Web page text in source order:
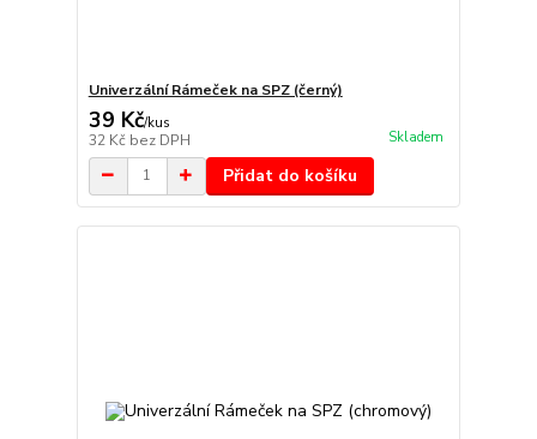
Univerzální Rámeček na SPZ (černý)
39 Kč/kus
32 Kč bez DPH Skladem
Přidat do košíku